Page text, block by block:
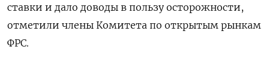
ставки и дало доводы в пользу осторожности,
отметили члены Комитета по открытым рынкам
ФРС.